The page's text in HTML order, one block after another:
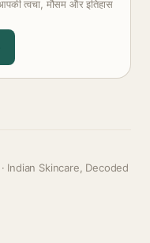
त्वचा, मौसम और इतिहास
· Indian Skincare, Decoded